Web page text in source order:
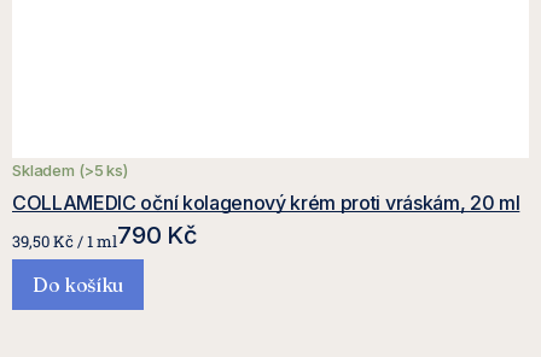
COLLAMEDIC oční kolagenový krém proti vráskám, 20 ml
Skladem (>5 ks)
790 Kč
Měrná
cena:
39,50 Kč / 1 ml
Do košíku